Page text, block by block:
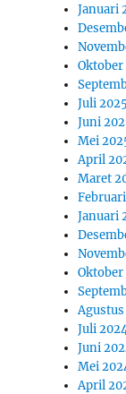
Januari
Oktober
Juli 2025
Juni
Mei
April
Maret
Januari
Oktober
Juli
Juni
Mei
April